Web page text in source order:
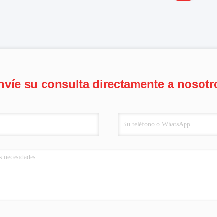
su consulta directamente a